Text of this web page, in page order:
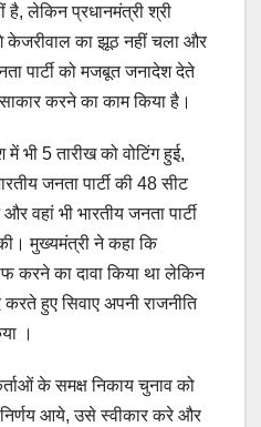
है, लेकिन प्रधानमंत्री श्री
केजरीवाल का झूठ नहीं चला और
पार्टी को मजबूत जनादेश देते
करने का काम किया है।
भी 5 तारीख को वोटिंग हुई,
जनता पार्टी की 48 सीट
वहां भी भारतीय जनता पार्टी
मुख्यमंत्री ने कहा कि
करने का दावा किया था लेकिन
हुए सिवाए अपनी राजनीति
।
के समक्ष निकाय चुनाव को
निर्णय आये, उसे स्वीकार करे और